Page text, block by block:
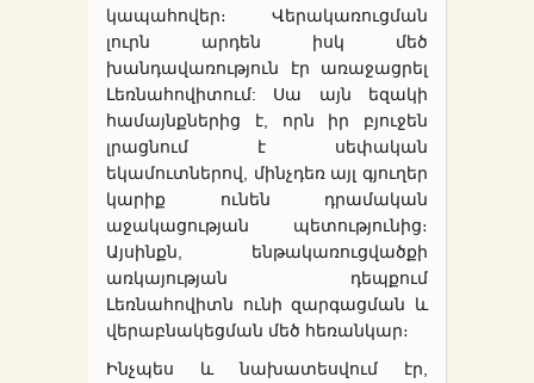
կապահովեր։ Վերակառուցման
լուրն արդեն իսկ մեծ
խանդավառություն էր առաջացրել
Լեռնահովիտում: Սա այն եզակի
համայնքներից է, որն իր բյուջեն
լրացնում է սեփական
եկամուտներով, մինչդեռ այլ գյուղեր
կարիք ունեն դրամական
աջակացության պետությունից։
Այսինքն, ենթակառուցվածքի
առկայության դեպքում
Լեռնահովիտն ունի զարգացման և
վերաբնակեցման մեծ հեռանկար։
Ինչպես և նախատեսվում էր,